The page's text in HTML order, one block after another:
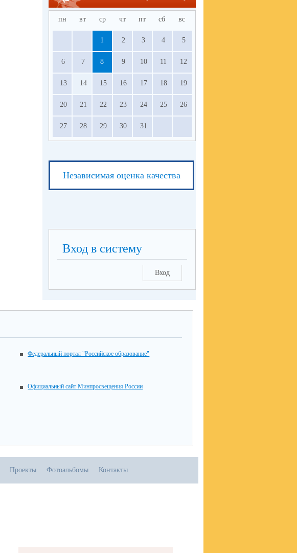
пн вт ср чт пт сб вс
1 2 3 4 5
6 7 8 9 10 11 12
13 14 15 16 17 18 19
20 21 22 23 24 25 26
27 28 29 30 31
Независимая оценка качества
Вход в систему
Вход
Федеральный портал "Российское образование"
Официальный сайт Минпросвещения России
Проекты Фотоальбомы Контакты